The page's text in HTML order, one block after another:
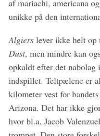
af mariachi, americana
unikke på den
Algierslever ikke helt op
Dust, men mindre kan
opkaldt efter det nabolag
indspillet. Teltpælene er
kilometer vest for
Arizona. Det har ikke
hvor bl.a. Jacob